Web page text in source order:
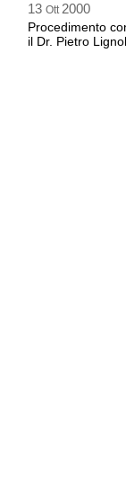
13 Ott 2000
Procedimento
il Dr. Pietro